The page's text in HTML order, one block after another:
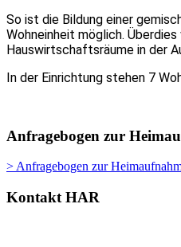
So ist die Bildung einer
Wohneinheit möglich.
Hauswirtschaftsräume in der
In der Einrichtung stehen 7
Anfragebogen zur
> Anfragebogen zur
Kontakt HAR